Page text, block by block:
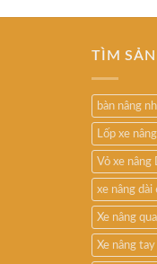
TÌM
bàn nâng
Lốp xe
Vỏ xe nâng
xe nâng
Xe nâng
Xe nâng